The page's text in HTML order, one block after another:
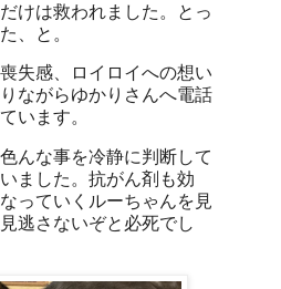
けは救われました。とっ
、と。
失感、ロイロイへの想い
ながらゆかりさんへ電話
います。
んな事を冷静に判断して
ました。抗がん剤も効
っていくルーちゃんを見
逃さないぞと必死でし